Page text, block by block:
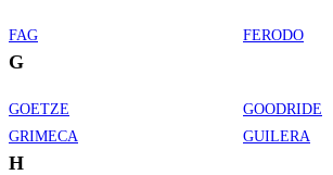
FAG FERODO
G
GOETZE
GOODRIDE
GRIMECA
GUILERA
H